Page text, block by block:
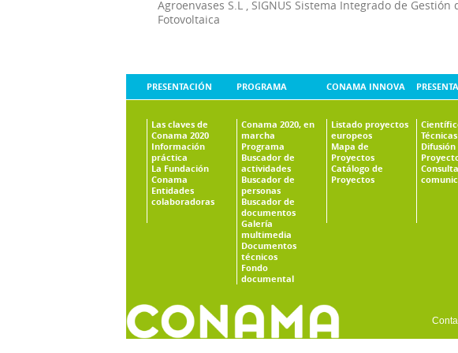
Agroenvases S.L
SIGNUS Sistema Integrado de Gestión
Fotovoltaica
PRESENTACIÓN
Las claves de
Conama 2020
Información
práctica
La Fundación
Conama
Entidades
colaboradoras
PROGRAMA
Conama 2020, en
marcha
Programa
Buscador de
actividades
Buscador de
personas
Buscador de
documentos
Galería
multimedia
Documentos
técnicos
Fondo
documental
CONAMA INNOVA
Listado proyectos
europeos
Mapa de
Proyectos
Catálogo de
Proyectos
Técnicas
Difusión